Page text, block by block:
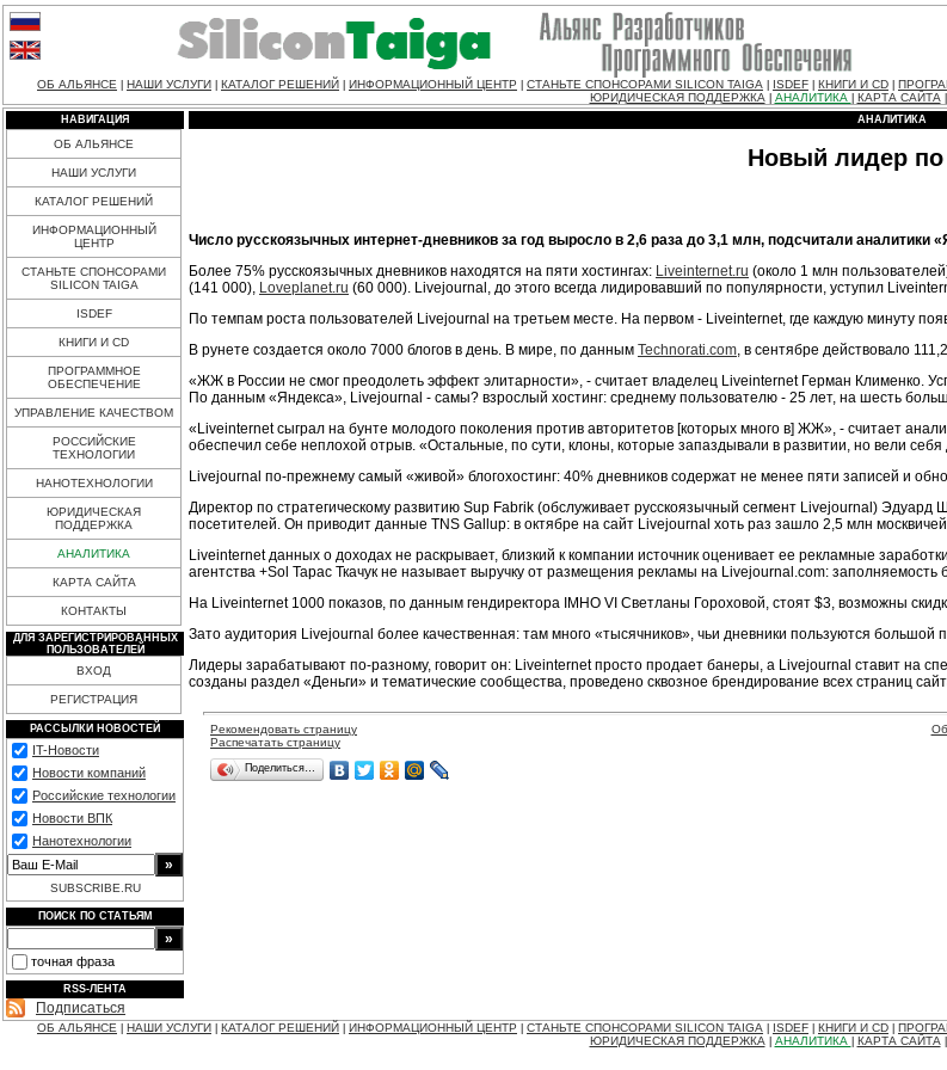
ОБ АЛЬЯНСЕ НАШИ УСЛУГИ КАТАЛОГ РЕШЕНИЙ ИНФОРМАЦИОННЫЙ ЦЕНТР СТАНЬТЕ СПОНСОРАМИ SILICON TAIGA ISDEF КНИГИ И CD
ЮРИДИЧЕСКАЯ ПОДДЕРЖКА| АНАЛИТИКА КАРТА САЙТА|
НАВИГАЦИЯ
ОБ АЛЬЯНСЕ
НАШИ УСЛУГИ
КАТАЛОГ РЕШЕНИЙ
ИНФОРМАЦИОННЫЙ
ЦЕНТР
СТАНЬТЕ СПОНСОРАМИ
SILICON TAIGA
ISDEF
КНИГИ И CD
ПРОГРАММНОЕ
ОБЕСПЕЧЕНИЕ
УПРАВЛЕНИЕ КАЧЕСТВОМ
РОССИЙСКИЕ
ТЕХНОЛОГИИ
НАНОТЕХНОЛОГИИ
ЮРИДИЧЕСКАЯ
ПОДДЕРЖКА
АНАЛИТИКА
КАРТА САЙТА
КОНТАКТЫ
ДЛЯ ЗАРЕГИСТРИРОВАННЫХ
ПОЛЬЗОВАТЕЛЕЙ
ВХОД
РЕГИСТРАЦИЯ
РАССЫЛКИ НОВОСТЕЙ
IT-Новости
Новости компаний
Российские технологии
Новости ВПК
Нанотехнологии
SUBSCRIBE.RU
ПОИСК ПО СТАТЬЯМ
точная фраза
RSS-ЛЕНТА
Подписаться
АНАЛИТИКА
Новый лидер по
Число русскоязычных интернет-дневников за год выросло в 2,6 раза до 3,1 млн, подсчитали
Более 75% русскоязычных дневников находятся на пяти хостингах: Liveinternet.ru (около 1 млн
(141 000), Loveplanet.ru (60 000). Livejournal, до этого всегда лидировавший по популярности, уступил
По темпам роста пользователей Livejournal на третьем месте. На первом - Liveinternet, где каждую минуту
В рунете создается около 7000 блогов в день. В мире, по данным Technorati.com , в сентябре действовало
«ЖЖ в России не смог преодолеть эффект элитарности», - считает владелец Liveinternet Герман Клименко.
По данным «Яндекса», Livejournal - самы? взрослый хостинг: среднему пользователю - 25 лет, на шесть
«Liveinternet сыграл на бунте молодого поколения против авторитетов [которых много в] ЖЖ», - считает
обеспечил себе неплохой отрыв. «Остальные, по сути, клоны, которые запаздывали в развитии, но вели себя
Livejournal по-прежнему самый «живой» блогохостинг: 40% дневников содержат не менее пяти записей и
Директор по стратегическому развитию Sup Fabrik (обслуживает русскоязычный сегмент Livejournal) Эдуард
посетителей. Он приводит данные TNS Gallup: в октябре на сайт Livejournal хоть раз зашло 2,5 млн
Liveinternet данных о доходах не раскрывает, близкий к компании источник оценивает ее рекламные
агентства +Sol Тарас Ткачук не называет выручку от размещения рекламы на Livejournal.com:
На Liveinternet 1000 показов, по данным гендиректора IMHO VI Светланы Гороховой, стоят $3, возможны
Зато аудитория Livejournal более качественная: там много «тысячников», чьи дневники пользуются большой
Лидеры зарабатывают по-разному, говорит он: Liveinternet просто продает банеры, а Livejournal ставит на
созданы раздел «Деньги» и тематические сообщества, проведено сквозное брендирование всех страниц
Рекомендовать страницу
Распечатать страницу
Поделиться…
ОБ АЛЬЯНСЕ НАШИ УСЛУГИ КАТАЛОГ РЕШЕНИЙ ИНФОРМАЦИОННЫЙ ЦЕНТР СТАНЬТЕ СПОНСОРАМИ SILICON TAIGA ISDEF КНИГИ И CD
ЮРИДИЧЕСКАЯ ПОДДЕРЖКА| АНАЛИТИКА КАРТА САЙТА|